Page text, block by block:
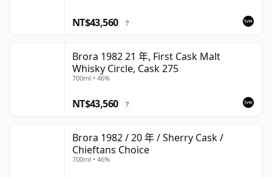
NT$43,560 ?
Brora 1982 21 年, First Cask Malt
Whisky Circle, Cask 275
700ml • 46%
NT$43,560 ?
Brora 1982 / 20 年 / Sherry Cask /
Chieftans Choice
700ml • 46%